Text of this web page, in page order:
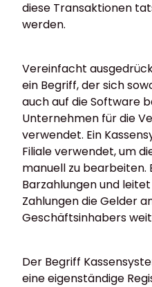
diese Transaktionen
werden.
Vereinfacht
ein Begriff, der sich
auch auf die Software
Unternehmen für die
verwendet. Ein
Filiale verwendet, um
manuell zu bearbeiten.
Barzahlungen und
Zahlungen die Gelder
Geschäftsinhabers
Der Begriff
eine eigenständige